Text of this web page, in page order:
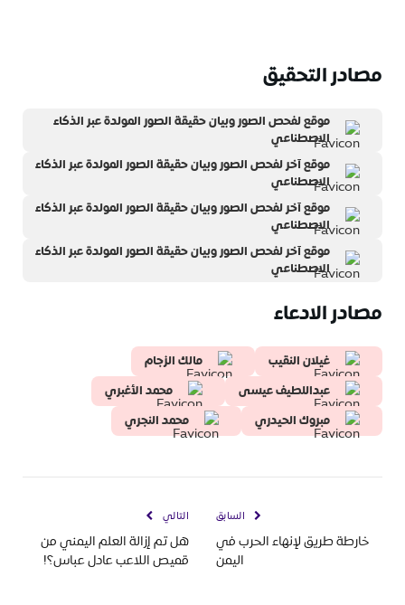
مصادر التحقيق
موقع لفحص الصور وبيان حقيقة الصور المولدة عبر الذكاء
الاصطناعي
موقع آخر لفحص الصور وبيان حقيقة الصور المولدة عبر الذكاء
الاصطناعي
موقع آخر لفحص الصور وبيان حقيقة الصور المولدة عبر الذكاء
الاصطناعي
موقع آخر لفحص الصور وبيان حقيقة الصور المولدة عبر الذكاء
الاصطناعي
مصادر الادعاء
غيلان النقيب
مالك الزجام
عبداللطيف عيسى
محمد الأغبري
مبروك الحيدري
محمد النجري
السابق
خارطة طريق لإنهاء الحرب في
اليمن
التالي
هل تم إزالة العلم اليمني من
قميص اللاعب عادل عباس؟!